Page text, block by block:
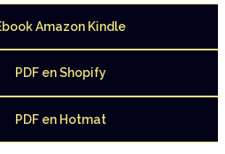
Amazon Kindle
PDF en Shopify
PDF en Hotmat